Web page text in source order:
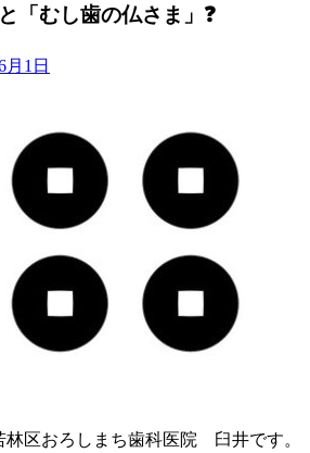
「むし歯の仏さま」❓
月1日
林区おろしまち歯科医院 臼井です。